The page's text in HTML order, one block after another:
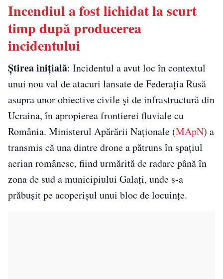
Incendiul a fost lichidat la scurt
timp după producerea
incidentului
Știrea inițială: Incidentul a avut loc în contextul
unui nou val de atacuri lansate de Federaţia Rusă
asupra unor obiective civile şi de infrastructură din
Ucraina, în apropierea frontierei fluviale cu
România. Ministerul Apărării Naţionale (MApN) a
transmis că una dintre drone a pătruns în spaţiul
aerian românesc, fiind urmărită de radare până în
zona de sud a municipiului Galaţi, unde s-a
prăbuşit pe acoperişul unui bloc de locuinţe.